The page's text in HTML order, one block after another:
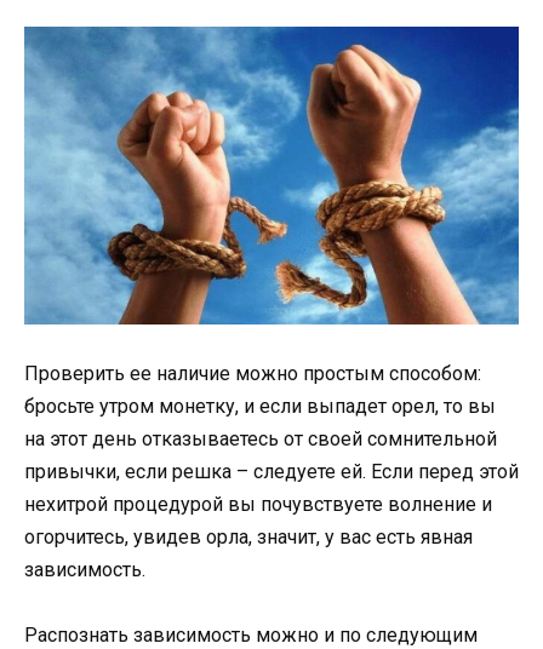
Проверить ее наличие можно простым способом:
бросьте утром монетку, и если выпадет орел, то вы
на этот день отказываетесь от своей сомнительной
привычки, если решка – следуете ей. Если перед этой
нехитрой процедурой вы почувствуете волнение и
огорчитесь, увидев орла, значит, у вас есть явная
зависимость.
Распознать зависимость можно и по следующим